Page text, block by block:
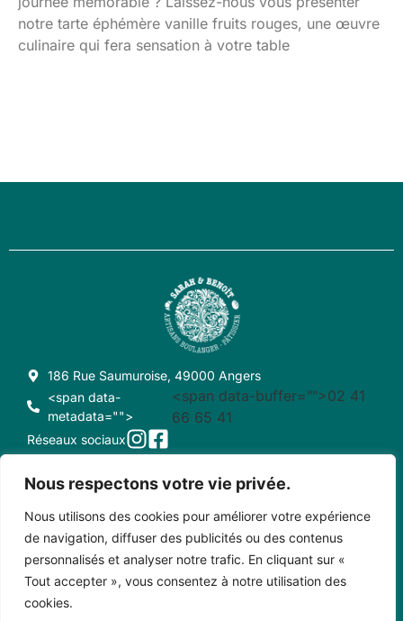
Nous respectons votre vie privée.
Nous utilisons des cookies pour améliorer votre expérience
de navigation, diffuser des publicités ou des contenus
personnalisés et analyser notre trafic. En cliquant sur «
Tout accepter », vous consentez à notre utilisation des
cookies.
notre tarte éphémère vanille fruits rouges, une œuvre
culinaire qui fera sensation à votre table
186 Rue Saumuroise, 49000 Angers
<span data-
metadata="">
<span data-buffer="">02 41
66 65 41
Réseaux sociaux
CONDITIONS GÉNÉRALES DE VENTE CRÉDITS
MENTIONS LÉGALES